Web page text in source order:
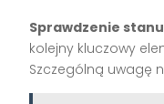
Sprawdzenie
kolejny kluczowy
Szczególną uwagę